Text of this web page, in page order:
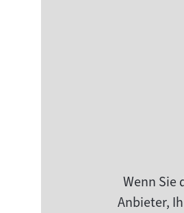
Wenn Sie
Anbieter,